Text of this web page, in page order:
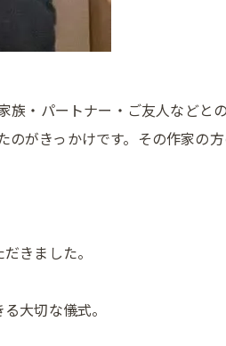
族・パートナー・ご友人などと
がきっかけです。その作家の
きました。
大切な儀式。